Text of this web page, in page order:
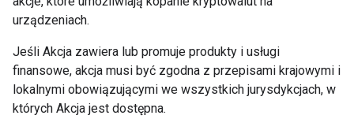
urządzeniach.
Jeśli Akcja zawiera lub promuje produkty i usługi
finansowe, akcja musi być zgodna z przepisami krajowymi i
lokalnymi obowiązującymi we wszystkich jurysdykcjach, w
których Akcja jest dostępna.